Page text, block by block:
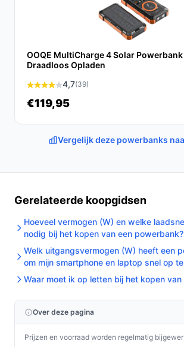
Praktische, veilige tips voor dagelijks
Laad de powerbank volledig op
lange tijd meeneemt.
Gebruik de meegeleverde kabel
bekabelde sessies en controleer
wordt meegeleverd.
telefoon en draadloze pad zitten bij
Houd het apparaat droog en berg
Controleer voordat je vertrekt
ladingen (specifiek: tot 2
volgens de specificatie) je
krijgen.
Installatie & eerste gebruik
powerbank en een stroombron om de
Voor draadloos opladen plaats je een
compatibele telefoon op de
OOQE MultiCharge 4 Solar
Draadloos Opladen
4,7(39)
€119,95
Vergelijk deze powerbanks
Gerelateerde koopgidsen
Hoeveel vermogen (W) en welke
nodig bij het kopen van een powerbank?
Welk uitgangsvermogen (W) heeft een
om mijn smartphone en laptop snel op
Waar moet ik op letten bij het kopen
Over deze pagina
Prijzen en voorraad worden regelmatig